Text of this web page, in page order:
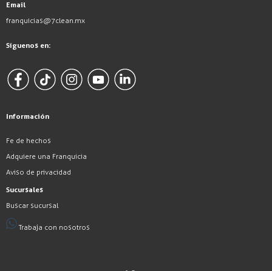
Email
franquicias@7clean.mx
Síguenos en:
Información
Fe de hechos
Adquiere una Franquicia
Aviso de privacidad
Sucursales
Buscar sucursal
Trabaja con nosotros